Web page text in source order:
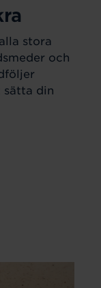
stora
och
din